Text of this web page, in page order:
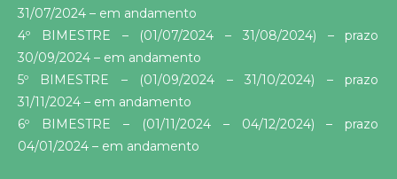
31/07/2024 – em andamento
4º BIMESTRE – (01/07/2024 – 31/08/2024) – prazo
30/09/2024 – em andamento
5º BIMESTRE – (01/09/2024 – 31/10/2024) – prazo
31/11/2024 – em andamento
6º BIMESTRE – (01/11/2024 – 04/12/2024) – prazo
04/01/2024 – em andamento